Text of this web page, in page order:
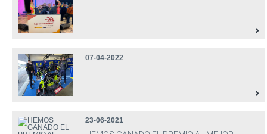
07-04-2022
23-06-2021